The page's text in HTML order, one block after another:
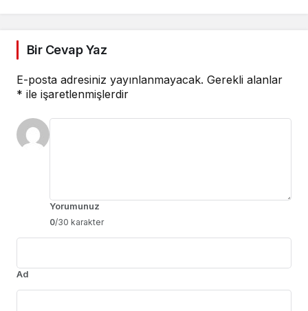
Bir Cevap Yaz
E-posta adresiniz yayınlanmayacak. Gerekli alanlar
* ile işaretlenmişlerdir
Yorumunuz
0/30 karakter
Ad